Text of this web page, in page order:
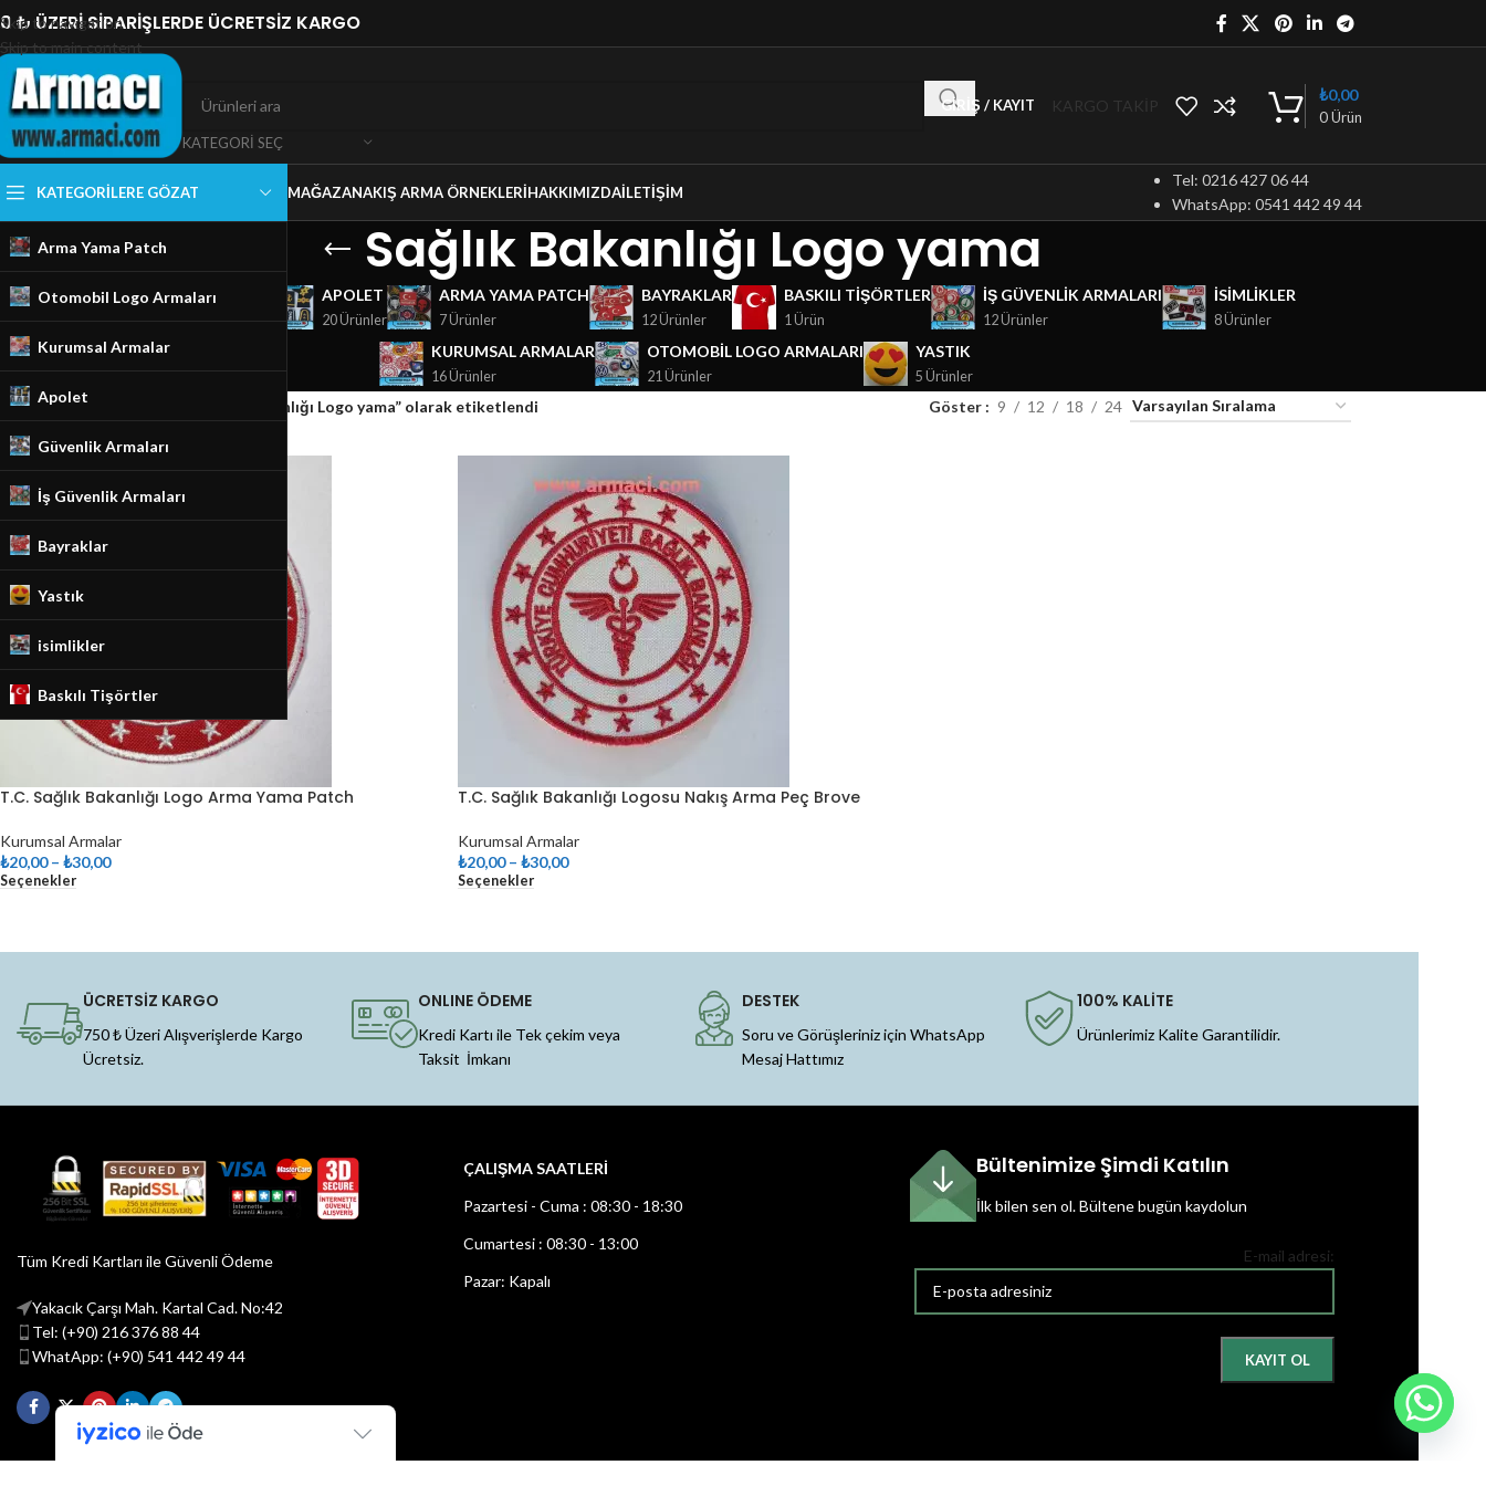
Skip to navigation
Skip to main content
₺ ÜZERİ SİPARİŞLERDE ÜCRETSİZ KARGO
KATEGORI SEÇ
GIRIŞ / KAYIT KARGO TAKİP
0Ürün
₺0,00
KATEGORILERE GÖZAT
Arma Yama Patch
Otomobil Logo Armaları
Kurumsal Armalar
Apolet
Güvenlik Armaları
İş Güvenlik Armaları
Bayraklar
Yastık
isimlikler
Baskılı Tişörtler
MAĞAZANAKIŞ ARMA ÖRNEKLERIHAKKIMIZDAİLETIŞIM
Tel: 0216 427 06 44
WhatsApp: 0541 442 49 44
Sağlık Bakanlığı Logo yama
GÜVENLIK ARMALARI
18 Ürünler
APOLET
20 Ürünler
ARMA YAMA PATCH
7 Ürünler
BAYRAKLAR
12 Ürünler
BASKILI TIŞÖRTLER
1 Ürün
İŞ GÜVENLIK ARMALARI
12 Ürünler
ISIMLIKLER
8 Ürünler
KURUMSAL ARMALAR
16 Ürünler
OTOMOBIL LOGO ARMALARI
21 Ürünler
YASTIK
5 Ürünler
Ana Sayfa/Mağaza Ürünler “Sağlık Bakanlığı Logo yama” olarak etiketlendi Göster 9 12 18 24
T.C. Sağlık Bakanlığı Logo Arma Yama Patch
Kurumsal Armalar
₺20,00 – ₺30,00
Seçenekler
T.C. Sağlık Bakanlığı Logosu Nakış Arma Peç Brove
Kurumsal Armalar
₺20,00 – ₺30,00
Seçenekler
ÜCRETSİZ KARGO
750 ₺ Üzeri Alışverişlerde Kargo
Ücretsiz.
ONLINE ÖDEME
Kredi Kartı ile Tek çekim veya
Taksit İmkanı
DESTEK
Soru ve Görüşleriniz için WhatsApp
Mesaj Hattımız
100% KALİTE
Ürünlerimiz Kalite Garantilidir.
Tüm Kredi Kartları ile Güvenli Ödeme
Yakacık Çarşı Mah. Kartal Cad. No:42
Tel: (+90) 216 376 88 44
WhatApp: (+90) 541 442 49 44
ÇALIŞMA SAATLERİ
Pazartesi - Cuma : 08:30 - 18:30
Cumartesi : 08:30 - 13:00
Pazar: Kapalı
Bültenimize Şimdi Katılın
İlk bilen sen ol.Bültene bugün kaydolun
E-mail adresi: